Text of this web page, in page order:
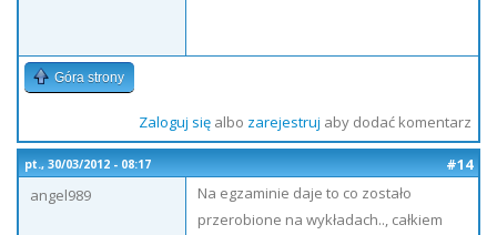
Góra strony
Zaloguj sięalbo zarejestruj aby dodać komentarz
pt., 30/03/2012 - 08:17
#14
angel989
Na egzaminie daje to co zostało
przerobione na wykładach.., całkiem